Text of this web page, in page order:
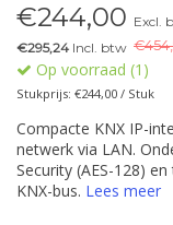
€244,00 Excl.
€295,24 Incl. btw €
Op voorraad (1)
Stukprijs: €244,00 / Stuk
Compacte KNX IP-
netwerk via LAN.
Security (AES-128)
KNX-bus. Lees meer